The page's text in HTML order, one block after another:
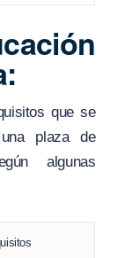
que se
plaza de
algunas